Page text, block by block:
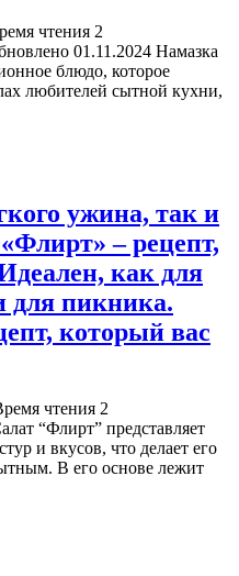
чтения 2
01.11.2024 Намазка
блюдо, которое
любителей сытной кухни,
ужина, так и
– рецепт,
как для
для пикника.
который вас
чтения 2
“Флирт” представляет
и вкусов, что делает его
В его основе лежит